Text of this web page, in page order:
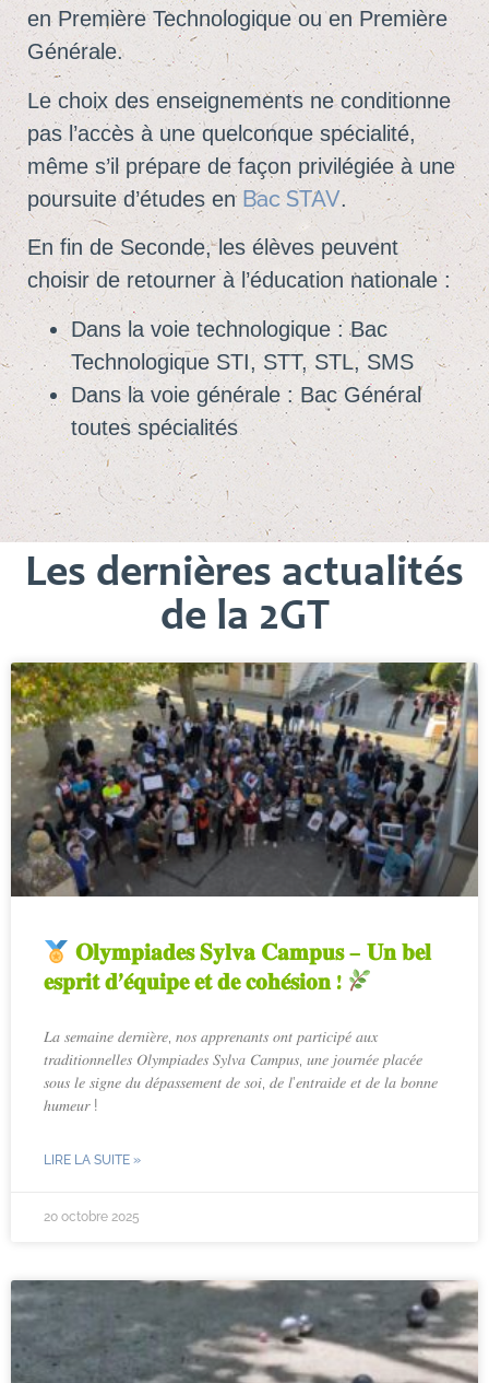
en Première Technologique ou en Première
Générale.
Le choix des enseignements ne conditionne
pas l’accès à une quelconque spécialité,
même s’il prépare de façon privilégiée à une
poursuite d’études en Bac STAV.
En fin de Seconde, les élèves peuvent
choisir de retourner à l’éducation nationale :
Dans la voie technologique : Bac
Technologique STI, STT, STL, SMS
Dans la voie générale : Bac Général
toutes spécialités
Les dernières actualités
de la 2GT
𝐎𝐥𝐲𝐦𝐩𝐢𝐚𝐝𝐞𝐬 𝐒𝐲𝐥𝐯𝐚 𝐂𝐚𝐦𝐩𝐮𝐬 – 𝐔𝐧 𝐛𝐞𝐥
𝐞𝐬𝐩𝐫𝐢𝐭 𝐝’𝐞́𝐪𝐮𝐢𝐩𝐞 𝐞𝐭 𝐝𝐞 𝐜𝐨𝐡𝐞́𝐬𝐢𝐨𝐧 !
𝐿𝑎 𝑠𝑒𝑚𝑎𝑖𝑛𝑒 𝑑𝑒𝑟𝑛𝑖𝑒̀𝑟𝑒, 𝑛𝑜𝑠 𝑎𝑝𝑝𝑟𝑒𝑛𝑎𝑛𝑡𝑠 𝑜𝑛𝑡 𝑝𝑎𝑟𝑡𝑖𝑐𝑖𝑝𝑒́ 𝑎𝑢𝑥
𝑡𝑟𝑎𝑑𝑖𝑡𝑖𝑜𝑛𝑛𝑒𝑙𝑙𝑒𝑠 𝑂𝑙𝑦𝑚𝑝𝑖𝑎𝑑𝑒𝑠 𝑆𝑦𝑙𝑣𝑎 𝐶𝑎𝑚𝑝𝑢𝑠, 𝑢𝑛𝑒 𝑗𝑜𝑢𝑟𝑛𝑒́𝑒 𝑝𝑙𝑎𝑐𝑒́𝑒
𝑠𝑜𝑢𝑠 𝑙𝑒 𝑠𝑖𝑔𝑛𝑒 𝑑𝑢 𝑑𝑒́𝑝𝑎𝑠𝑠𝑒𝑚𝑒𝑛𝑡 𝑑𝑒 𝑠𝑜𝑖, 𝑑𝑒 𝑙’𝑒𝑛𝑡𝑟𝑎𝑖𝑑𝑒 𝑒𝑡 𝑑𝑒 𝑙𝑎 𝑏𝑜𝑛𝑛𝑒
ℎ𝑢𝑚𝑒𝑢𝑟 !
LIRE LA SUITE »
20 octobre 2025